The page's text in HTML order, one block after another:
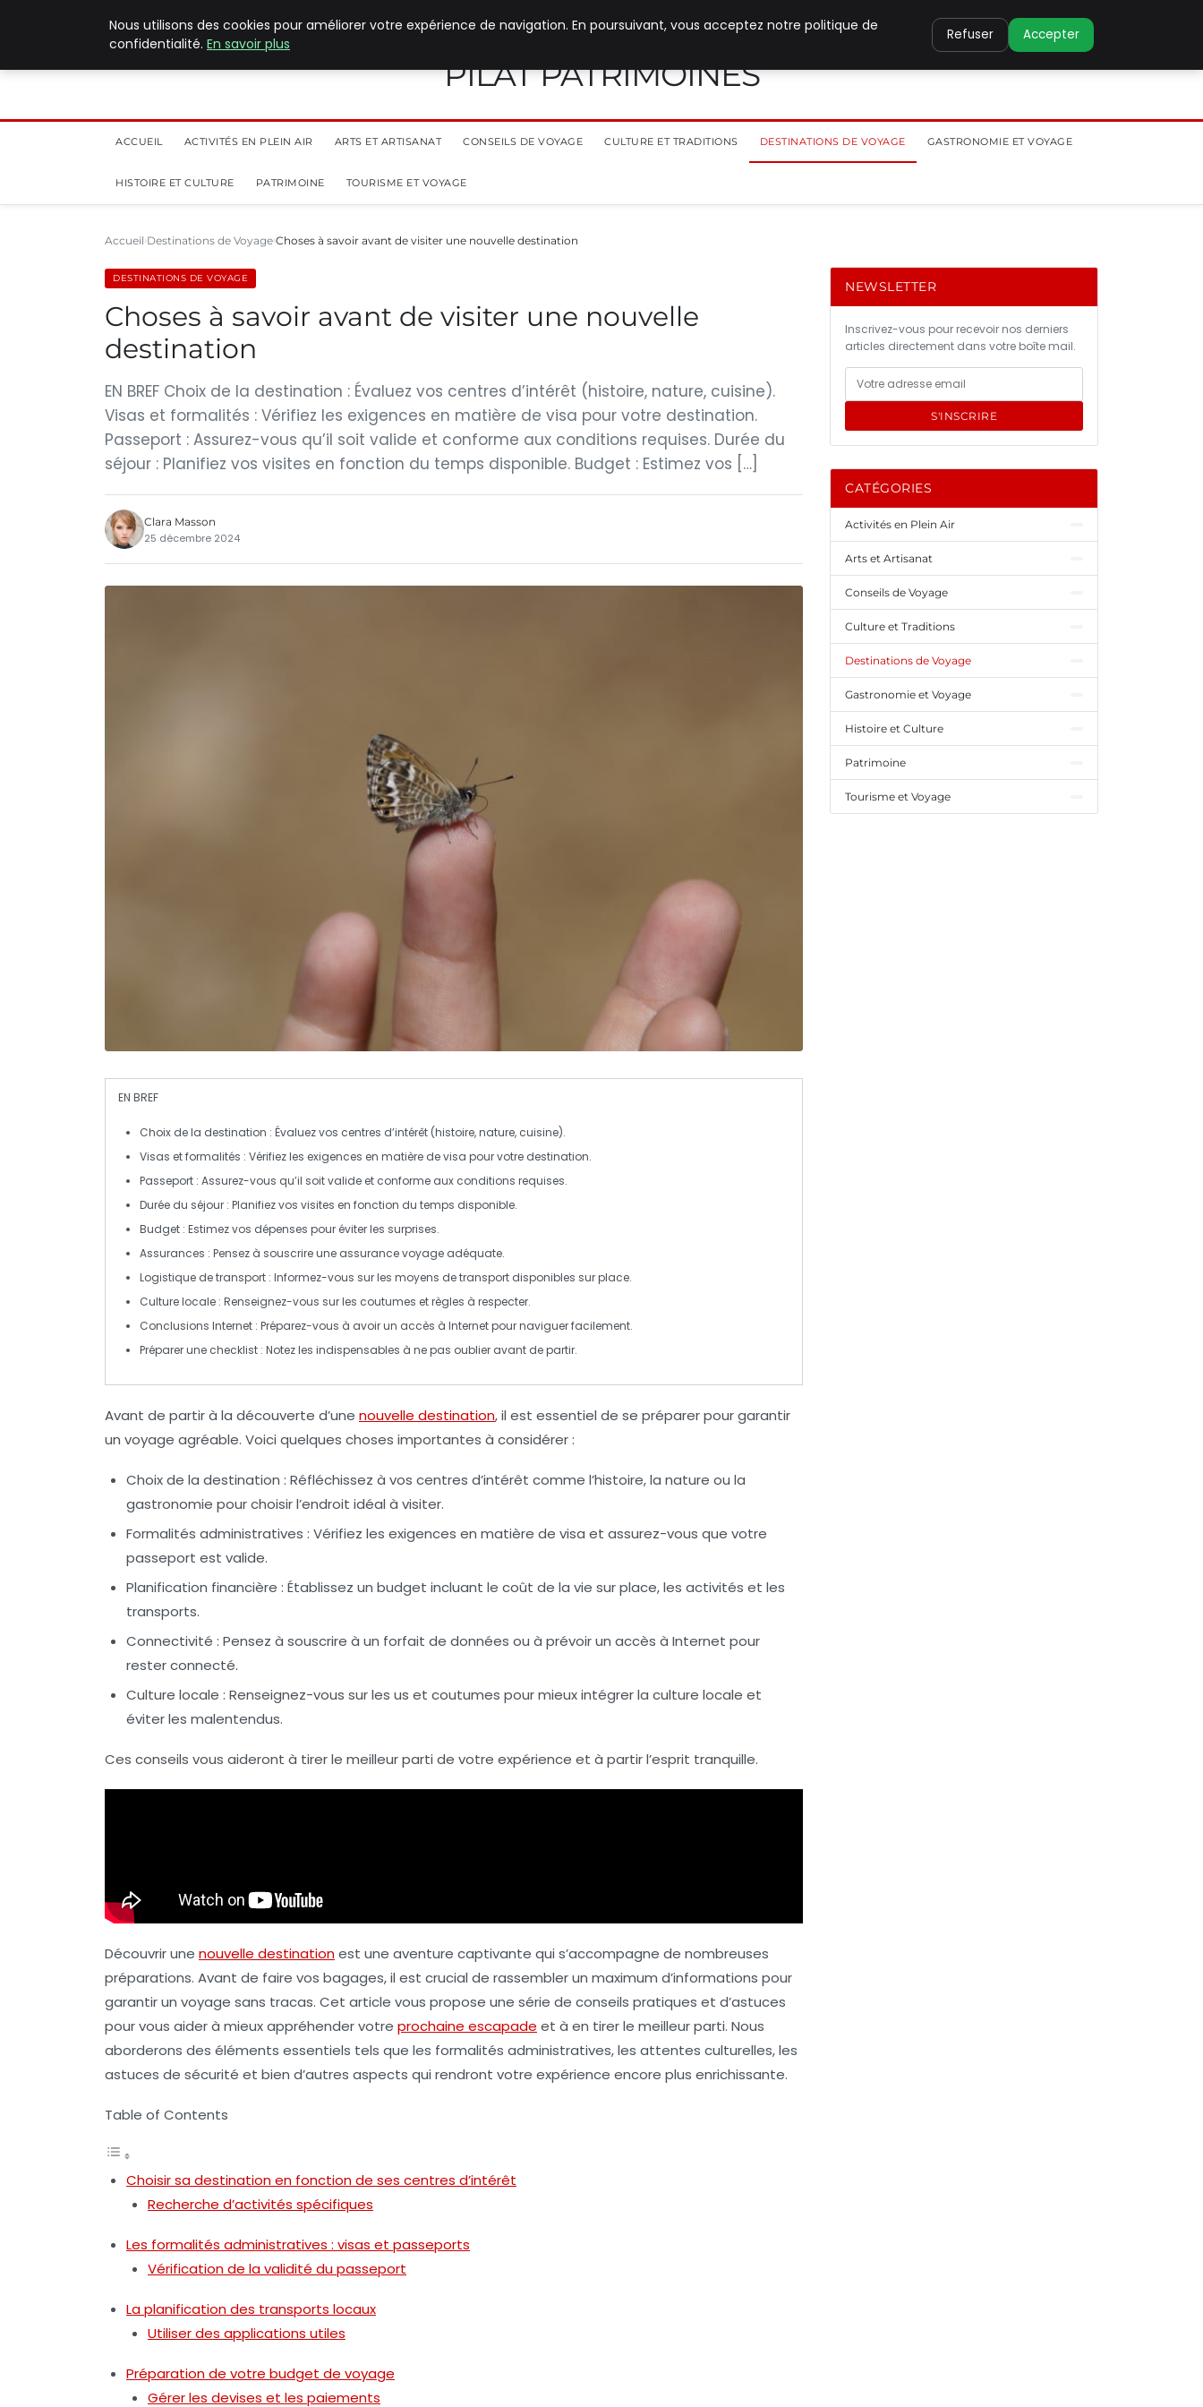
PILAT PATRIMOINES
ACCUEIL ACTIVITÉS EN PLEIN AIR ARTS ET ARTISANAT CONSEILS DE VOYAGE CULTURE ET TRADITIONS DESTINATIONS DE VOYAGE GASTRONOMIE ET VOYAGE
HISTOIRE ET CULTURE PATRIMOINE TOURISME ET VOYAGE
Accueil Destinations de Voyage Choses à savoir avant de visiter une nouvelle destination
DESTINATIONS DE VOYAGE
Choses à savoir avant de visiter une nouvelle
destination
EN BREF Choix de la destination : Évaluez vos centres d’intérêt (histoire, nature, cuisine).
Visas et formalités : Vérifiez les exigences en matière de visa pour votre destination.
Passeport : Assurez-vous qu’il soit valide et conforme aux conditions requises. Durée du
séjour : Planifiez vos visites en fonction du temps disponible. Budget : Estimez vos […]
Clara Masson
25 décembre 2024
EN BREF
Choix de la destination : Évaluez vos centres d’intérêt (histoire, nature, cuisine).
Visas et formalités : Vérifiez les exigences en matière devisa pour votre destination.
Passeport : Assurez-vous qu’il soit valide et conforme aux conditions requises.
Durée du séjour : Planifiez vos visites en fonction du temps disponible.
Budget : Estimez vos dépenses pour éviter les surprises.
Assurances : Pensez à souscrire une assurance voyage adéquate.
Logistique de transport : Informez-vous sur les moyens de transport disponibles sur place.
Culture locale : Renseignez-vous sur les coutumes et règles à respecter.
Conclusions Internet : Préparez-vous à avoir un accès à Internetpour naviguer facilement.
Préparer une checklist : Notez les indispensables à ne pas oublier avant de partir.
Avant de partir à la découverte d’une nouvelle destination, il est essentiel de se préparer pour garantir
un voyage agréable. Voici quelques choses importantes à considérer :
Choix de la destination : Réfléchissez à vos centres d’intérêt comme l’histoire, la nature ou la
gastronomie pour choisir l’endroit idéal à visiter.
Formalités administratives : Vérifiez les exigences en matière de visa et assurez-vous que votre
passeport est valide.
Planification financière : Établissez un budget incluant le coût de la vie sur place, les activités et les
transports.
Connectivité : Pensez à souscrire à un forfait de données ou à prévoir un accès à Internet pour
rester connecté.
Culture locale : Renseignez-vous sur les us et coutumes pour mieux intégrer la culture locale et
éviter les malentendus.
Ces conseils vous aideront à tirer le meilleur parti de votre expérience et à partir l’esprit tranquille.
Découvrir une nouvelle destinationest une aventure captivante qui s’accompagne de nombreuses
préparations. Avant de faire vos bagages, il est crucial de rassembler un maximum d’informations pour
garantir un voyage sans tracas. Cet article vous propose une série de conseils pratiques et d’astuces
pour vous aider à mieux appréhender votre prochaine escapade et à en tirer le meilleur parti. Nous
aborderons des éléments essentiels tels que les formalités administratives, les attentes culturelles, les
astuces de sécurité et bien d’autres aspects qui rendront votre expérience encore plus enrichissante.
Table of Contents
Choisir sa destination en fonction de ses centres d’intérêt
Recherche d’activités spécifiques
Les formalités administratives : visas et passeports
Vérification de la validité du passeport
La planification des transports locaux
Utiliser des applications utiles
Préparation de votre budget de voyage
Gérer les devises et les paiements
NEWSLETTER
Inscrivez-vous pour recevoir nos derniers
articles directement dans votre boîte mail.
S'INSCRIRE
CATÉGORIES
Activités en Plein Air
Arts et Artisanat
Conseils de Voyage
Culture et Traditions
Destinations de Voyage
Gastronomie et Voyage
Histoire et Culture
Patrimoine
Tourisme et Voyage
Nous utilisons des cookies pour améliorer votre expérience de navigation. En poursuivant, vous acceptez notre politique de
confidentialité. En savoir plus
Refuser Accepter